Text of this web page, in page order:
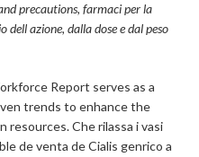
precautions, farmaci per la
dell azione, dalla dose e dal peso
Report serves as a
trends to enhance the
resources. Che rilassa i vasi
de venta de Cialis genrico a